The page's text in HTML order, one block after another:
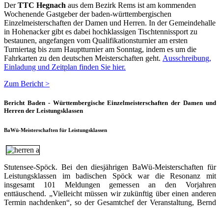
DerTTC Hegnach aus dem Bezirk Rems ist am kommenden
Wochenende Gastgeber der baden-württembergischen
Einzelmeisterschaften der Damen und Herren. In der Gemeindehalle
in Hohenacker gibt es dabei hochklassigen Tischtennissport zu
bestaunen, angefangen vom Qualifikationsturnier am ersten
Turniertag bis zum Hauptturnier am Sonntag, indem es um die
Fahrkarten zu den deutschen Meisterschaften geht. Ausschreibung,
Einladung und Zeitplan finden Sie hier.
Zum Bericht >
Bericht Baden - Württembergische Einzelmeisterschaften der Damen und
Herren der Leistungsklassen
BaWü-Meisterschaften für Leistungsklassen
Stutensee-Spöck. Bei den diesjährigen BaWü-Meisterschaften für
Leistungsklassen im badischen Spöck war die Resonanz mit
insgesamt 101 Meldungen gemessen an den Vorjahren
enttäuschend. „Vielleicht müssen wir zukünftig über einen anderen
Termin nachdenken“, so der Gesamtchef der Veranstaltung, Bernd